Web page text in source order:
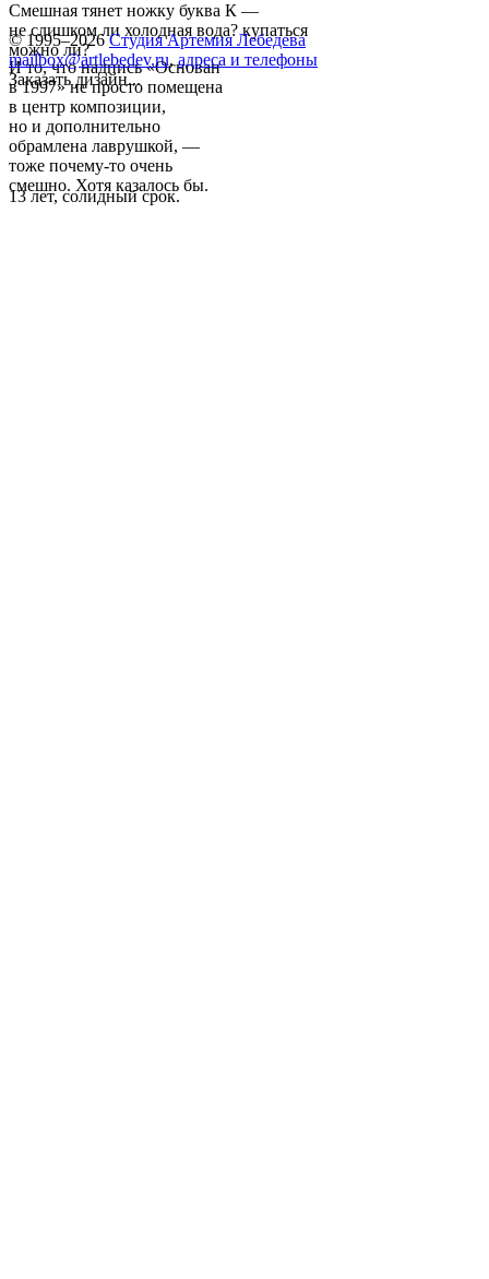
Смешная тянет ножку буква К —
не слишком ли холодная вода? купаться
можно ли?
И то, что надпись «Основан
в 1997» не просто помещена
в центр композиции,
но и дополнительно
обрамлена лаврушкой, —
тоже почему-то очень
смешно. Хотя казалось бы.
13 лет, солидный срок.
© 1995–2026 Студия Артемия Лебедева
mailbox@artlebedev.ru, адреса и телефоны
Заказать дизайн...